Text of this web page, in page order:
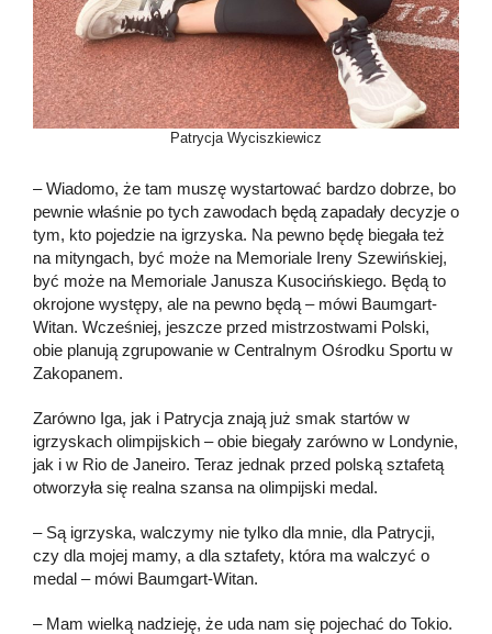
Patrycja Wyciszkiewicz
– Wiadomo, że tam muszę wystartować bardzo dobrze, bo
pewnie właśnie po tych zawodach będą zapadały decyzje o
tym, kto pojedzie na igrzyska. Na pewno będę biegała też
na mityngach, być może na Memoriale Ireny Szewińskiej,
być może na Memoriale Janusza Kusocińskiego. Będą to
okrojone występy, ale na pewno będą – mówi Baumgart-
Witan. Wcześniej, jeszcze przed mistrzostwami Polski,
obie planują zgrupowanie w Centralnym Ośrodku Sportu w
Zakopanem.
Zarówno Iga, jak i Patrycja znają już smak startów w
igrzyskach olimpijskich – obie biegały zarówno w Londynie,
jak i w Rio de Janeiro. Teraz jednak przed polską sztafetą
otworzyła się realna szansa na olimpijski medal.
– Są igrzyska, walczymy nie tylko dla mnie, dla Patrycji,
czy dla mojej mamy, a dla sztafety, która ma walczyć o
medal – mówi Baumgart-Witan.
– Mam wielką nadzieję, że uda nam się pojechać do Tokio.